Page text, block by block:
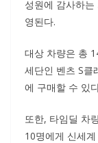
성원에 감사하
영된다.
대상 차량은 총
세단인 벤츠 S클
에 구매할 수 있
또한, 타임딜 차
10명에게 신세